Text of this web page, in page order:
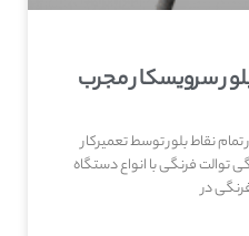
سرویسکار مجرب
نقاط بلور توسط تعمیرکار
توالت فرنگی با انواع دستگاه
در